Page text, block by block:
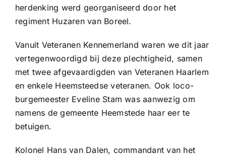
herdenking werd georganiseerd door het
regiment Huzaren van Boreel.
Vanuit Veteranen Kennemerland waren we dit jaar
vertegenwoordigd bij deze plechtigheid, samen
met twee afgevaardigden van Veteranen Haarlem
en enkele Heemsteedse veteranen. Ook loco-
burgemeester Eveline Stam was aanwezig om
namens de gemeente Heemstede haar eer te
betuigen.
Kolonel Hans van Dalen, commandant van het